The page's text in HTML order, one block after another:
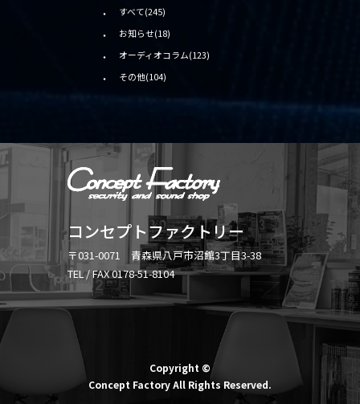
すべて(245)
お知らせ(18)
オーディオコラム(123)
その他(104)
コンセプトファクトリー
〒031-0071 青森県八戸市沼館3丁目3-38
TEL / FAX 0178-51-8104
Copyright ©
Concept Factory All Rights Reserved.